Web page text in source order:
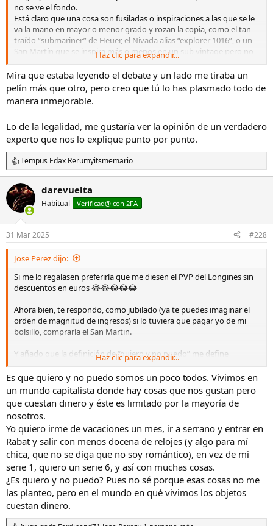
no se ve el fondo.
Está claro que una cosa son fusiladas o inspiraciones a las que se le
va la mano en mayor o menor grado y rozan la copia, como el tan
traído “submariner” de Heuer, el Nivada alias “explorer 1016”, o un
San Martín que se inspira más o menos en un sub vintage pero no
es exacto; esto lo hacen y han hecho suizos, alemanes, chinos…
Otra cosa son las copias exactas de relojes recientes y en
producción: a estos les llamaría réplicas legales sin logo. Lo hacen
los chinos, marcas como Steinhart, etc. No hay que meter
consideraciones morales, si uno quiere una réplica, quiere una
bueno, están ahí y son legales, cada uno es el que tendrá una
opinión en contra, favorable, neutra, por consideraciones morales,
estéticas, históricas, etc
Haz clic para expandir...
Mira que estaba leyendo el debate y un lado me tiraba un
pelín más que otro, pero creo que tú lo has plasmado todo de
manera inmejorable.
Lo de la legalidad, me gustaría ver la opinión de un verdadero
experto que nos lo explique punto por punto.
R
e
a
c
c
o
n
e
Tempus Edax Rerumyitsmemario
darevuelta
Habitual Verificad@ con 2FA
31 Mar 2025 #228
Jose Perez dijo:
Si me lo regalasen preferiría que me diesen el PVP del Longines sin
descuentos en euros 😂😂😂😂😂
Ahora bien, te respondo, como jubilado (ya te puedes imaginar el
orden de magnitud de ingresos) si lo tuviera que pagar yo de mi
bolsillo, compraría el San Martin.
Y añado que la definición de “quiero y no puedo” me define
perfectamente. Quiero un yate y no puedo; quiero un PP Calatrava
y no puedo; quiero un Mercedes Clase G y no puedo; quiero un
chalet en primera línea de playa y no puedo; quiero un ático
Serrano y no puedo… 😂😂😂😂😂
EN resumen, que si me lo regalan, el Longines, por supuesto.😀👍
Haz clic para expandir...
Es que quiero y no puedo somos un poco todos. Vivimos en
un mundo capitalista donde hay cosas que nos gustan pero
que cuestan dinero y éste es limitado por la mayoría de
nosotros.
Yo quiero irme de vacaciones un mes, ir a serrano y entrar en
Rabat y salir con menos docena de relojes (y algo para mí
chica, que no se diga que no soy romántico), en vez de mi
serie 1, quiero un serie 6, y así con muchas cosas.
¿Es quiero y no puedo? Pues no sé porque esas cosas no me
las planteo, pero en el mundo en qué vivimos los objetos
cuestan dinero.